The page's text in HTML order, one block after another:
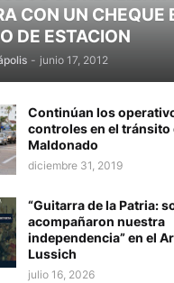
CON UN CHEQUE
DE ESTACION
- junio 17, 2012
Continúan los
controles en el tránsito
Maldonado
diciembre 31, 2019
“Guitarra de la Patria:
acompañaron nuestra
independencia” en el
Lussich
julio 16, 2026